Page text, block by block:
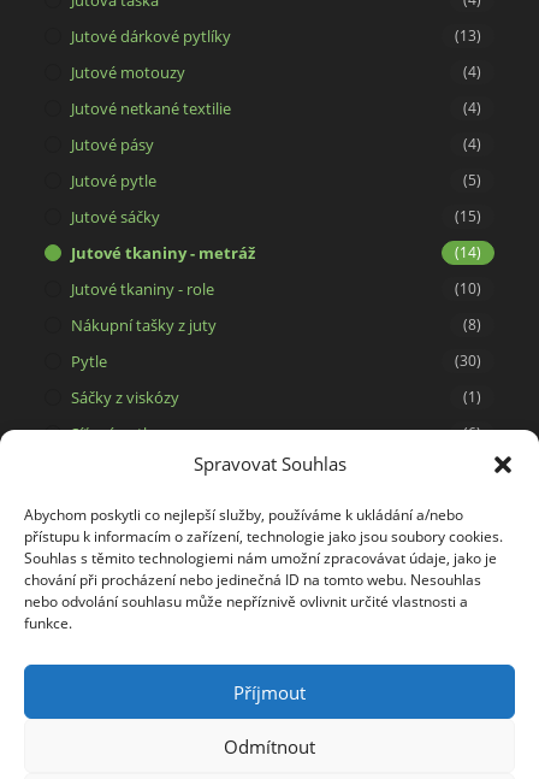
Spravovat Souhlas
Abychom poskytli co nejlepší služby, používáme k ukládání a/nebo
přístupu k informacím o zařízení, technologie jako jsou soubory cookies.
Souhlas s těmito technologiemi nám umožní zpracovávat údaje, jako je
chování při procházení nebo jedinečná ID na tomto webu. Nesouhlas
nebo odvolání souhlasu může nepříznivě ovlivnit určité vlastnosti a
funkce.
Příjmout
Odmítnout
Jutové dárkové pytlíky (13)
Jutové motouzy (4)
Jutové netkané textilie (4)
Jutové pásy (4)
Jutové pytle (5)
Jutové sáčky (15)
Jutové tkaniny - metráž (14)
Jutové tkaniny - role (10)
Nákupní tašky z juty (8)
Pytle (30)
Sáčky z viskózy (1)
Síťové pytle (6)
Svíčky ze 100% včelího vosku
Tašky a dárkové pytlíky
Tašky na potisk (5)
Tkaniny (34)
Viskóza (1)